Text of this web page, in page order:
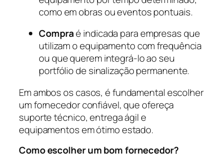
como em obras ou eventos pontuais.
Compraé indicada para empresas que
utilizam o equipamento com frequência
ou que querem integrá-lo ao seu
portfólio de sinalização permanente.
Em ambos os casos, é fundamental escolher
um fornecedor confiável, que ofereça
suporte técnico, entrega ágil e
equipamentos em ótimo estado.
Como escolher um bom fornecedor?